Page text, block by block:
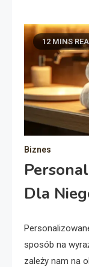
12 MINS
Biznes
Dla
sposób na
zależy nam na